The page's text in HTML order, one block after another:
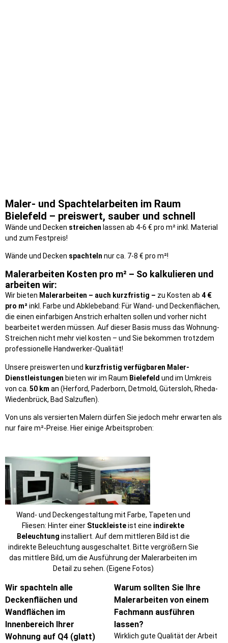
Maler- und Spachtelarbeiten im Raum
Bielefeld – preiswert, sauber und schnell
Wände und Decken streichen lassen ab 4-6 € pro m² inkl. Material
und zum Festpreis!
Wände und Decken spachteln nur ca. 7-8 € pro m²!
Malerarbeiten Kosten pro m² – So kalkulieren und
arbeiten wir:
Wir bieten Malerarbeiten – auch kurzfristig – zu Kosten ab 4 €
pro m²inkl. Farbe und Abklebeband: Für Wand- und Deckenflächen,
die einen einfarbigen Anstrich erhalten sollen und vorher nicht
bearbeitet werden müssen. Auf dieser Basis muss das Wohnung-
Streichen nicht mehr viel kosten – und Sie bekommen trotzdem
professionelle Handwerker-Qualität!
Unsere preiswerten und kurzfristig verfügbaren Maler-
Dienstleistungen bieten wir im Raum Bielefeld und im Umkreis
von ca. 50 km an (Herford, Paderborn, Detmold, Gütersloh, Rheda-
Wiedenbrück, Bad Salzuflen).
Von uns als versierten Malern dürfen Sie jedoch mehr erwarten als
nur faire m²-Preise. Hier einige Arbeitsproben:
Wand- und Deckengestaltung mit Farbe, Tapeten und
Fliesen: Hinter einer Stuckleisteist eine indirekte
Beleuchtung installiert. Auf dem mittleren Bild ist die
indirekte Beleuchtung ausgeschaltet. Bitte vergrößern Sie
das mittlere Bild, um die Ausführung der Malerarbeiten im
Detail zu sehen. (Eigene Fotos)
Wir spachteln alle
Deckenflächen und
Wandflächen im
Innenbereich Ihrer
Wohnung auf Q4 (glatt)
Warum sollten Sie Ihre
Malerarbeiten von einem
Fachmann ausführen
lassen?
Wirklich gute Qualität der Arbeit